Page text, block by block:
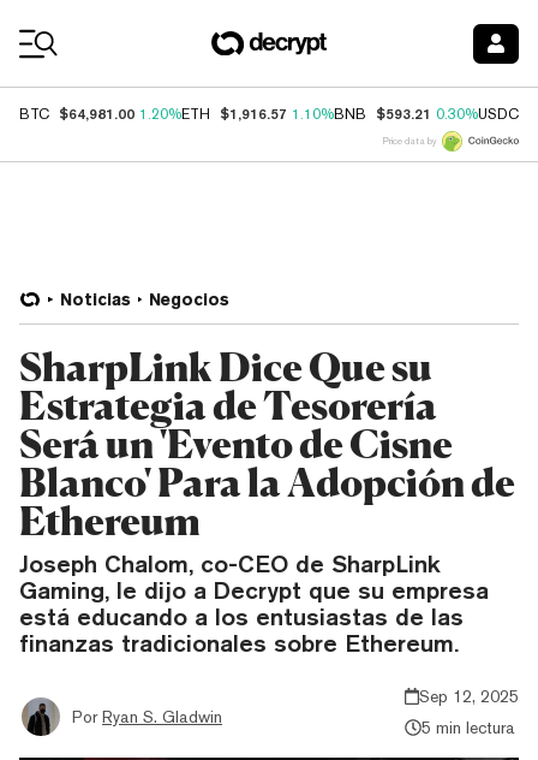
BTC $64,981.00 1.20%ETH $1,916.57 1.10%BNB $593.21 0.30%USDC
Price data by
Noticias Negocios
SharpLink Dice Que su
Estrategia de Tesorería
Será un 'Evento de Cisne
Blanco' Para la Adopción de
Ethereum
Joseph Chalom, co-CEO de SharpLink
Gaming, le dijo a Decrypt que su empresa
está educando a los entusiastas de las
finanzas tradicionales sobre Ethereum.
Por Ryan S. Gladwin
Sep 12, 2025
5 min lectura